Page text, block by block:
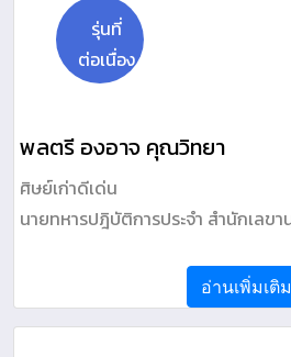
รุ่นที่
ต่อเนื่อง
พลตรี องอาจ คุณวิทยา
ศิษย์เก่าดีเด่น
อ่านเพิ่มเติม